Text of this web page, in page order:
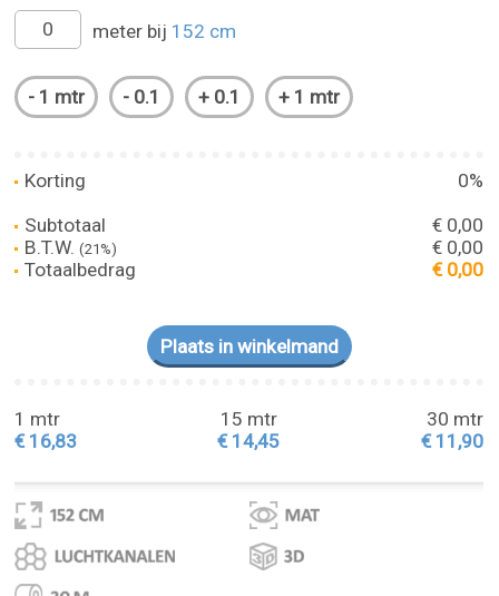
meter bij 152 cm
Korting
0%
Subtotaal
€ 0,00
B.T.W.(21%)
€ 0,00
Totaalbedrag
€ 0,00
1 mtr
€ 16,83
15 mtr
€ 14,45
30 mtr
€ 11,90